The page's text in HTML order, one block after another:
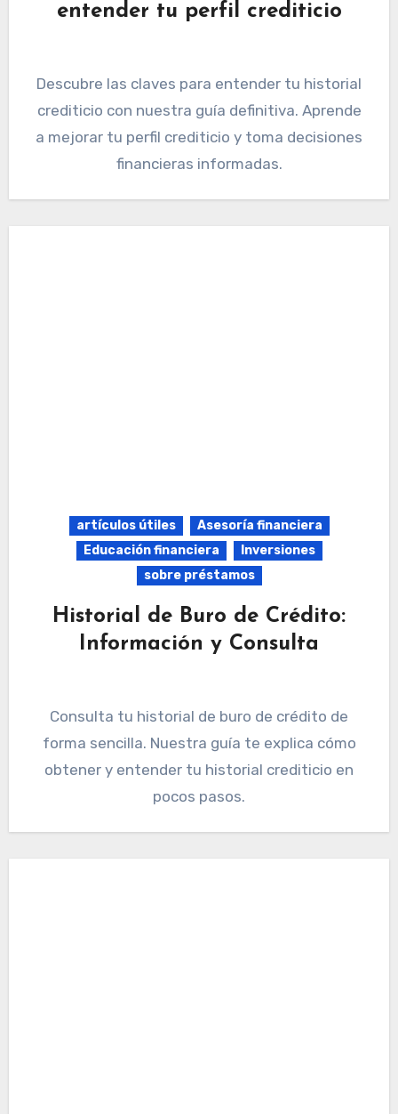
entender tu perfil crediticio
Descubre las claves para entender tu historial
crediticio con nuestra guía definitiva. Aprende
a mejorar tu perfil crediticio y toma decisiones
financieras informadas.
artículos útiles
Asesoría financiera
Educación financiera
Inversiones
sobre préstamos
Historial de Buro de Crédito:
Información y Consulta
Consulta tu historial de buro de crédito de
forma sencilla. Nuestra guía te explica cómo
obtener y entender tu historial crediticio en
pocos pasos.